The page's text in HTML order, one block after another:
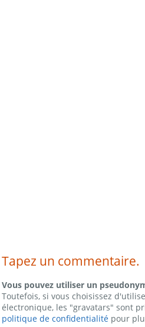
Tapez un commentaire.
Vous pouvez utiliser un
Toutefois, si vous choisissez
électronique, les "gravatars" sont
politique de confidentialité pour